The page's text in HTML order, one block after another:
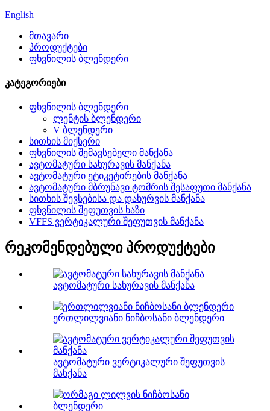
English
მთავარი
პროდუქტები
ფხვნილის ბლენდერი
კატეგორიები
ფხვნილის ბლენდერი
ლენტის ბლენდერი
V ბლენდერი
სითხის მიქსერი
ფხვნილის შემავსებელი მანქანა
ავტომატური სახურავის მანქანა
ავტომატური ეტიკეტირების მანქანა
ავტომატური მბრუნავი ტომრის შესაფუთი მანქანა
სითხის შევსებისა და დახურვის მანქანა
ფხვნილის შეფუთვის ხაზი
VFFS ვერტიკალური შეფუთვის მანქანა
რეკომენდებული პროდუქტები
ავტომატური სახურავის მანქანა
ერთლილვიანი ნიჩბოსანი ბლენდერი
ავტომატური ვერტიკალური შეფუთვის
მანქანა